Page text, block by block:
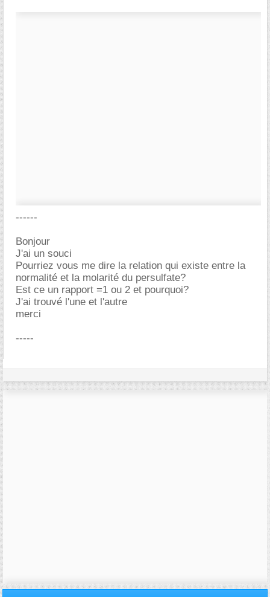
------
Bonjour
J'ai un souci
Pourriez vous me dire la relation qui existe entre la
normalité et la molarité du persulfate?
Est ce un rapport =1 ou 2 et pourquoi?
J'ai trouvé l'une et l'autre
merci
-----